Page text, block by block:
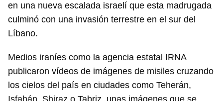
en una nueva escalada israelí que esta madrugada
culminó con una invasión terrestre en el sur del
Líbano.
Medios iraníes como la agencia estatal IRNA
publicaron vídeos de imágenes de misiles cruzando
los cielos del país en ciudades como Teherán,
Isfahán, Shiraz o Tabriz, unas imágenes que se